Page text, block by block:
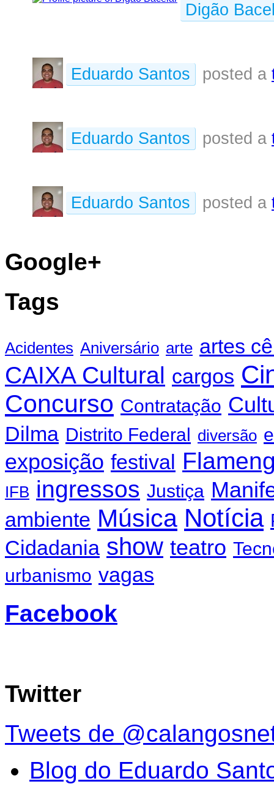
Digão
Eduardo Santos posted a
Eduardo Santos posted a
Eduardo Santos posted a
Google+
Tags
Acidentes Aniversário arte artes
CAIXA Cultural cargos
Concurso Contratação
Dilma Distrito Federal diversão
exposição festival
IFB ingressos Justiça
ambiente Música Notícia
Cidadania show teatro
urbanismo vagas
Facebook
Twitter
Tweets de
Blog do Eduardo